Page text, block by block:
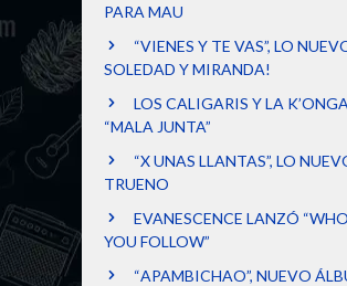
PARA MAU
“VIENES Y TE VAS”, LO
SOLEDAD Y MIRANDA!
LOS CALIGARIS Y LA
“MALA JUNTA”
“X UNAS LLANTAS”, LO
TRUENO
EVANESCENCE LANZÓ
YOU FOLLOW”
“APAMBICHAO”, NUEVO